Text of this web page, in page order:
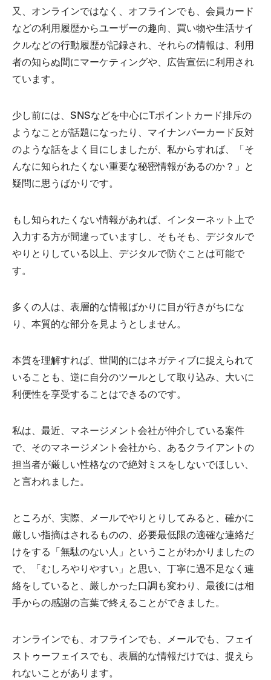
又、オンラインではなく、オフラインでも、会員カード
などの利用履歴からユーザーの趣向、買い物や生活サイ
クルなどの行動履歴が記録され、それらの情報は、利用
者の知らぬ間にマーケティングや、広告宣伝に利用され
ています。
少し前には、SNSなどを中心にTポイントカード排斥の
ようなことが話題になったり、マイナンバーカード反対
のような話をよく目にしましたが、私からすれば、「そ
んなに知られたくない重要な秘密情報があるのか？」と
疑問に思うばかりです。
もし知られたくない情報があれば、インターネット上で
入力する方が間違っていますし、そもそも、デジタルで
やりとりしている以上、デジタルで防ぐことは可能で
す。
多くの人は、表層的な情報ばかりに目が行きがちにな
り、本質的な部分を見ようとしません。
本質を理解すれば、世間的にはネガティブに捉えられて
いることも、逆に自分のツールとして取り込み、大いに
利便性を享受することはできるのです。
私は、最近、マネージメント会社が仲介している案件
で、そのマネージメント会社から、あるクライアントの
担当者が厳しい性格なので絶対ミスをしないでほしい、
と言われました。
ところが、実際、メールでやりとりしてみると、確かに
厳しい指摘はされるものの、必要最低限の適確な連絡だ
けをする「無駄のない人」ということがわかりましたの
で、「むしろやりやすい」と思い、丁寧に過不足なく連
絡をしていると、厳しかった口調も変わり、最後には相
手からの感謝の言葉で終えることができました。
オンラインでも、オフラインでも、メールでも、フェイ
ストゥーフェイスでも、表層的な情報だけでは、捉えら
れないことがあります。